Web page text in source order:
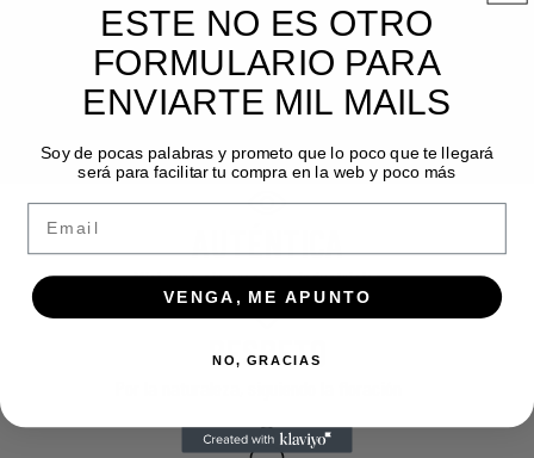
900 gr
460 gr
CANTIDAD
AUMENTAR
CANTIDAD
AGREGAR AL CARRITO
AUTÉNTICA
Miel pura sin procesos industriales
RESPETO
ESTE NO ES OTRO
FORMULARIO PARA
ENVIARTE MIL MAILS
Soy de pocas palabras y prometo que lo poco que te llegará
será para facilitar tu compra en la web y poco más
VENGA, ME APUNTO
NO, GRACIAS